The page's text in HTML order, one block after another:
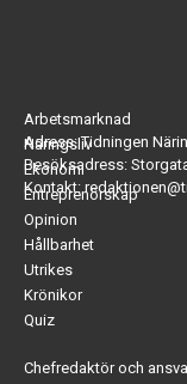
Adress: Tidningen
Besöksadress:
Kontakt:
Arbetsmarknad
Näringsliv
Ekonomi
Entreprenörskap
Opinion
Hållbarhet
Utrikes
Krönikor
Quiz
Chefredaktör och